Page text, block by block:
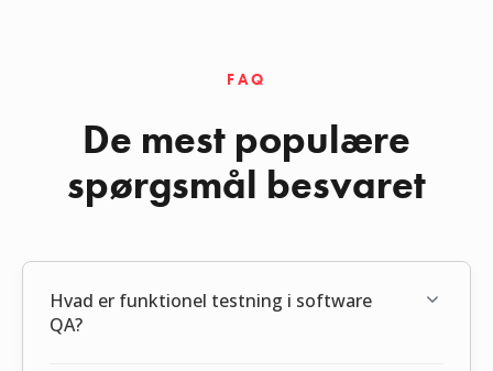
FAQ
De mest populære
spørgsmål besvaret
Hvad er funktionel testning i software
QA?